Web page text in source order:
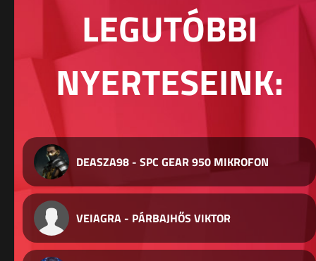
LEGUTÓBBI
NYERTESEINK:
DEASZA98 - SPC GEAR 950 MIKROFON
VEIAGRA - PÁRBAJHŐS VIKTOR